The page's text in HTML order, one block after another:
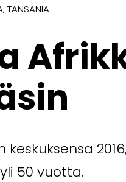
TANSANIA
50 vuotta.